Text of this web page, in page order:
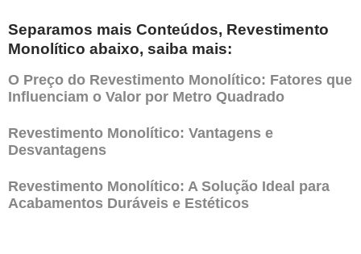
Separamos mais Conteúdos, Revestimento
Monolítico abaixo, saiba mais:
O Preço do Revestimento Monolítico: Fatores que
Influenciam o Valor por Metro Quadrado
Revestimento Monolítico: Vantagens e
Desvantagens
Revestimento Monolítico: A Solução Ideal para
Acabamentos Duráveis e Estéticos